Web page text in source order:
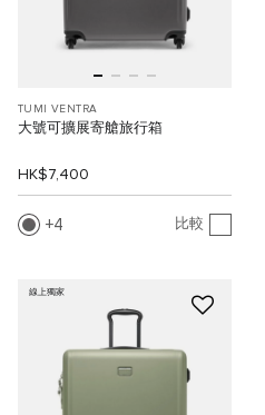
TUMI VENTRA
大號可擴展寄艙旅行箱
HK$7,400
4 比較
線上獨家